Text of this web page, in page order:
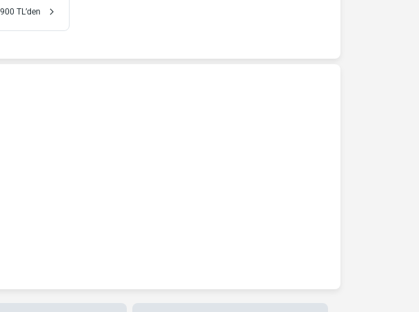
900 TL’den